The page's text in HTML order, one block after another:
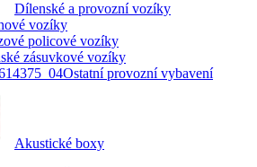
Dílenské a provozní vozíky
vozíky
policové vozíky
zásuvkové vozíky
Ostatní provozní vybavení
Akustické boxy